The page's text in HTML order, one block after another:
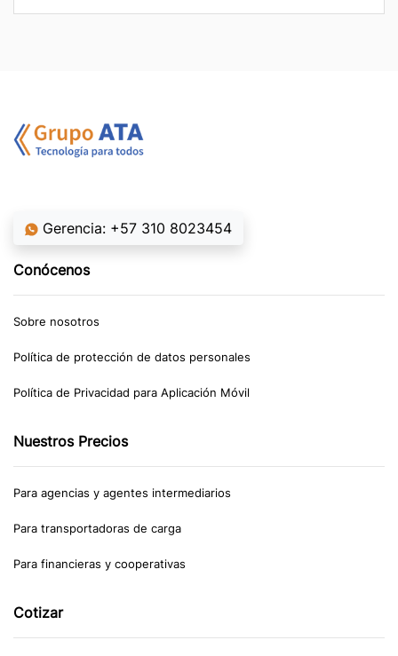
Gerencia: +57 310 8023454
Conócenos
Sobre nosotros
Política de protección de datos personales
Política de Privacidad para Aplicación Móvil
Nuestros Precios
Para agencias y agentes intermediarios
Para transportadoras de carga
Para financieras y cooperativas
Cotizar